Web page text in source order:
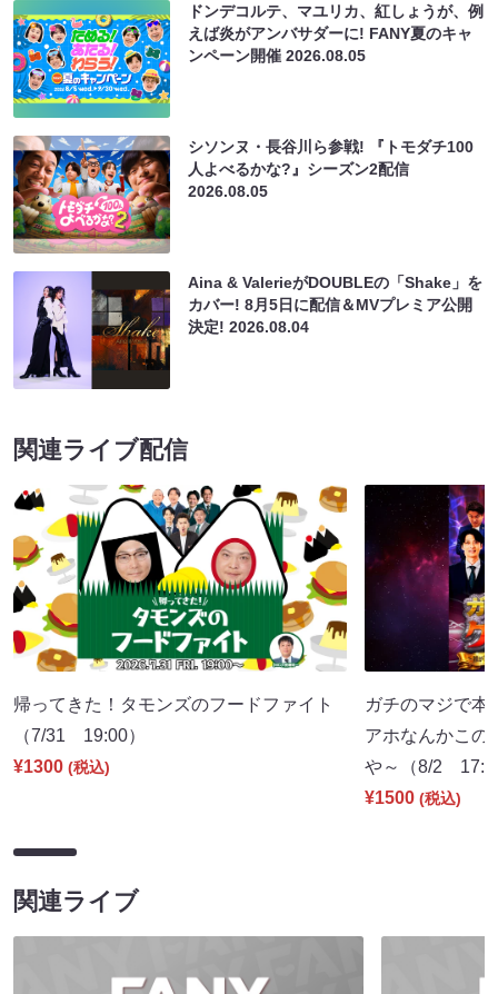
ドンデコルテ、マユリカ、紅しょうが、例
えば炎がアンバサダーに! FANY夏のキャ
ンペーン開催2026.08.05
シソンヌ・長谷川ら参戦! 『トモダチ100
人よべるかな?』シーズン2配信
2026.08.05
Aina & ValerieがDOUBLEの「Shake」を
カバー! 8月5日に配信＆MVプレミア公開
決定!2026.08.04
関連ライブ配信
帰ってきた！タモンズのフードファイト
（7/31 19:00）
¥1300 (税込)
ガチのマジで本
アホなんかこの
や～（8/2
¥1500 (税込)
関連ライブ